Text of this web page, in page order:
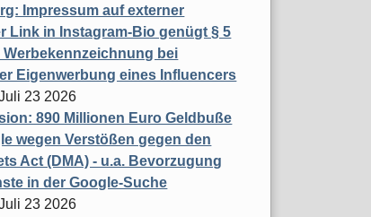
Impressum auf externer
Link in Instagram-Bio genügt § 5
Werbekennzeichnung bei
Eigenwerbung eines Influencers
23 2026
890 Millionen Euro Geldbuße
wegen Verstößen gegen den
Act (DMA) - u.a. Bevorzugung
in der Google-Suche
23 2026